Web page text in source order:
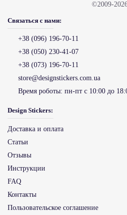
©2009-
Связаться с нами:
+38 (096) 196-70-11
+38 (050) 230-41-07
+38 (073) 196-70-11
store@designstickers.com.ua
Время роботы: пн-пт с 10:00 до
Design Stickers:
Доставка и оплата
Статьи
Отзывы
Инструкции
FAQ
Контакты
Пользовательское соглашение